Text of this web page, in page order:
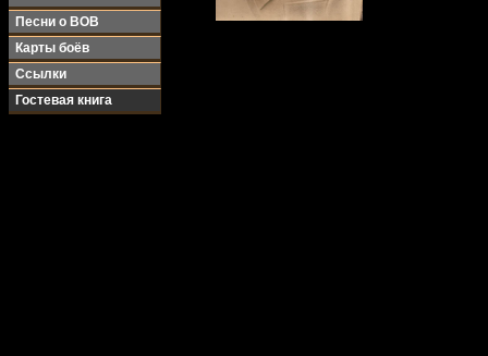
Песни о ВОВ
Карты боёв
Ссылки
Гостевая книга